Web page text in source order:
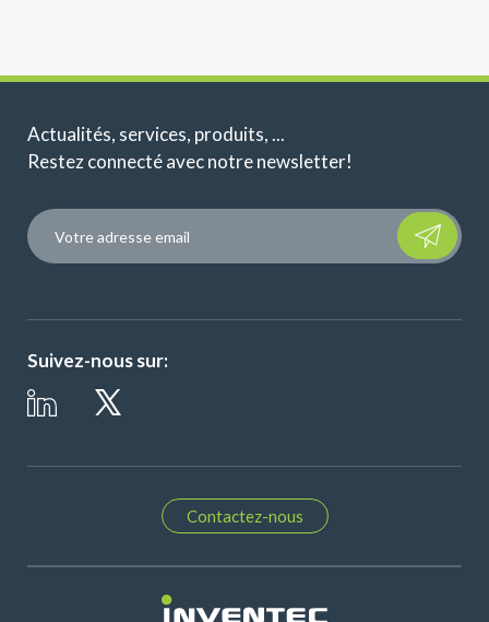
Actualités, services, produits, ...
Restez connecté avec notre newsletter!
Please
Suivez-nous sur:
Contactez-nous